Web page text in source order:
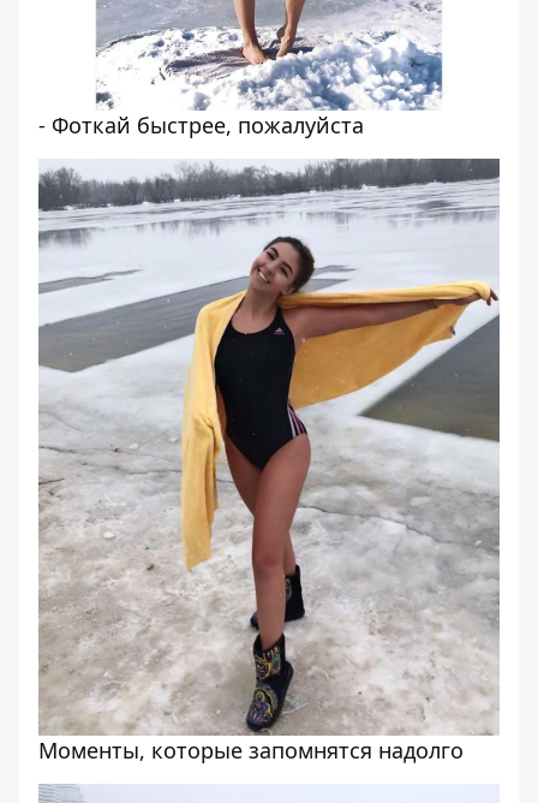
- Фоткай быстрее, пожалуйста
Моменты, которые запомнятся надолго